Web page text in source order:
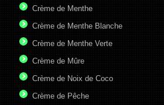
Crème de Menthe
Crème de Menthe Blanche
Crème de Menthe Verte
Crème de Mûre
Crème de Noix de Coco
Crème de Pêche